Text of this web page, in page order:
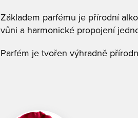
Základem parfému je přírodní
vůni a harmonické propojení
Parfém je tvořen výhradně